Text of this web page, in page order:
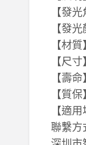
【發
【發
【材
【尺
【壽
【質
【適
聯繫方